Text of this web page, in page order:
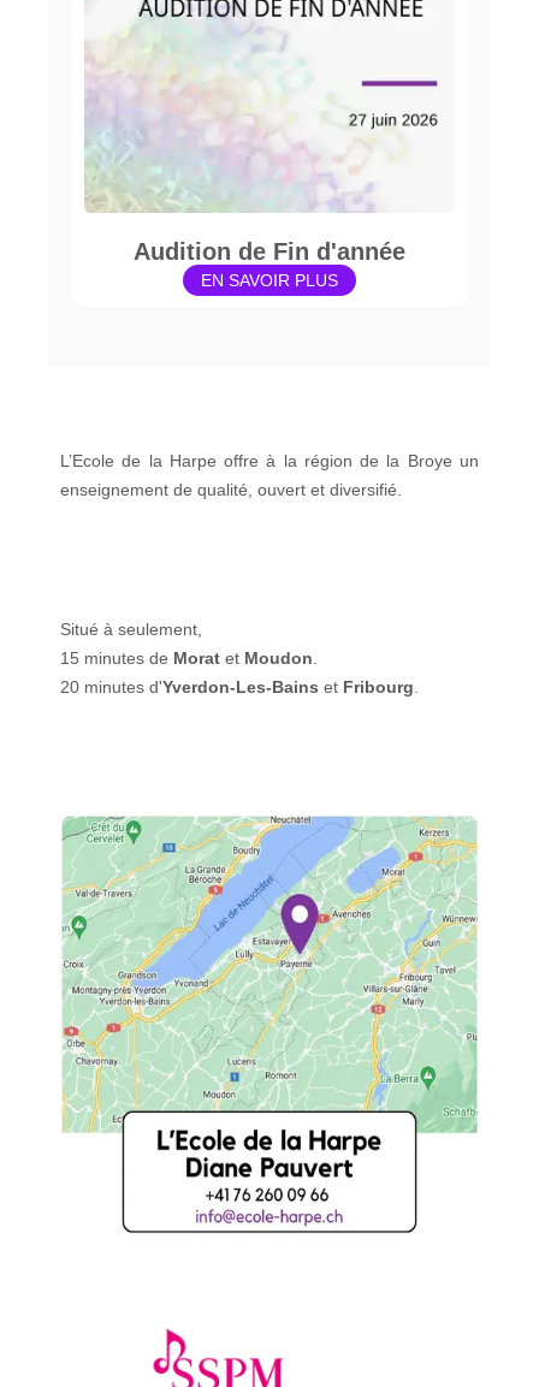
Audition de Fin d'année
EN SAVOIR PLUS
L’Ecole de la Harpe offre à la région de la Broye un
enseignement de qualité, ouvert et diversifié.
Situé à seulement,
15 minutes de Morat et Moudon
20 minutes d'Yverdon-Les-Bains et Fribourg